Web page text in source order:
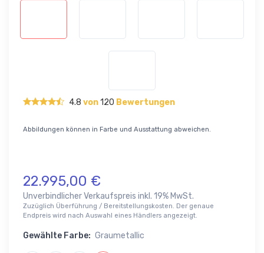
4.8 von120 Bewertungen
Abbildungen können in Farbe und Ausstattung abweichen.
22.995,00 €
Unverbindlicher Verkaufspreis inkl. 19% MwSt.
Zuzüglich Überführung / Bereitstellungskosten. Der genaue
Endpreis wird nach Auswahl eines Händlers angezeigt.
Gewählte Farbe: Graumetallic